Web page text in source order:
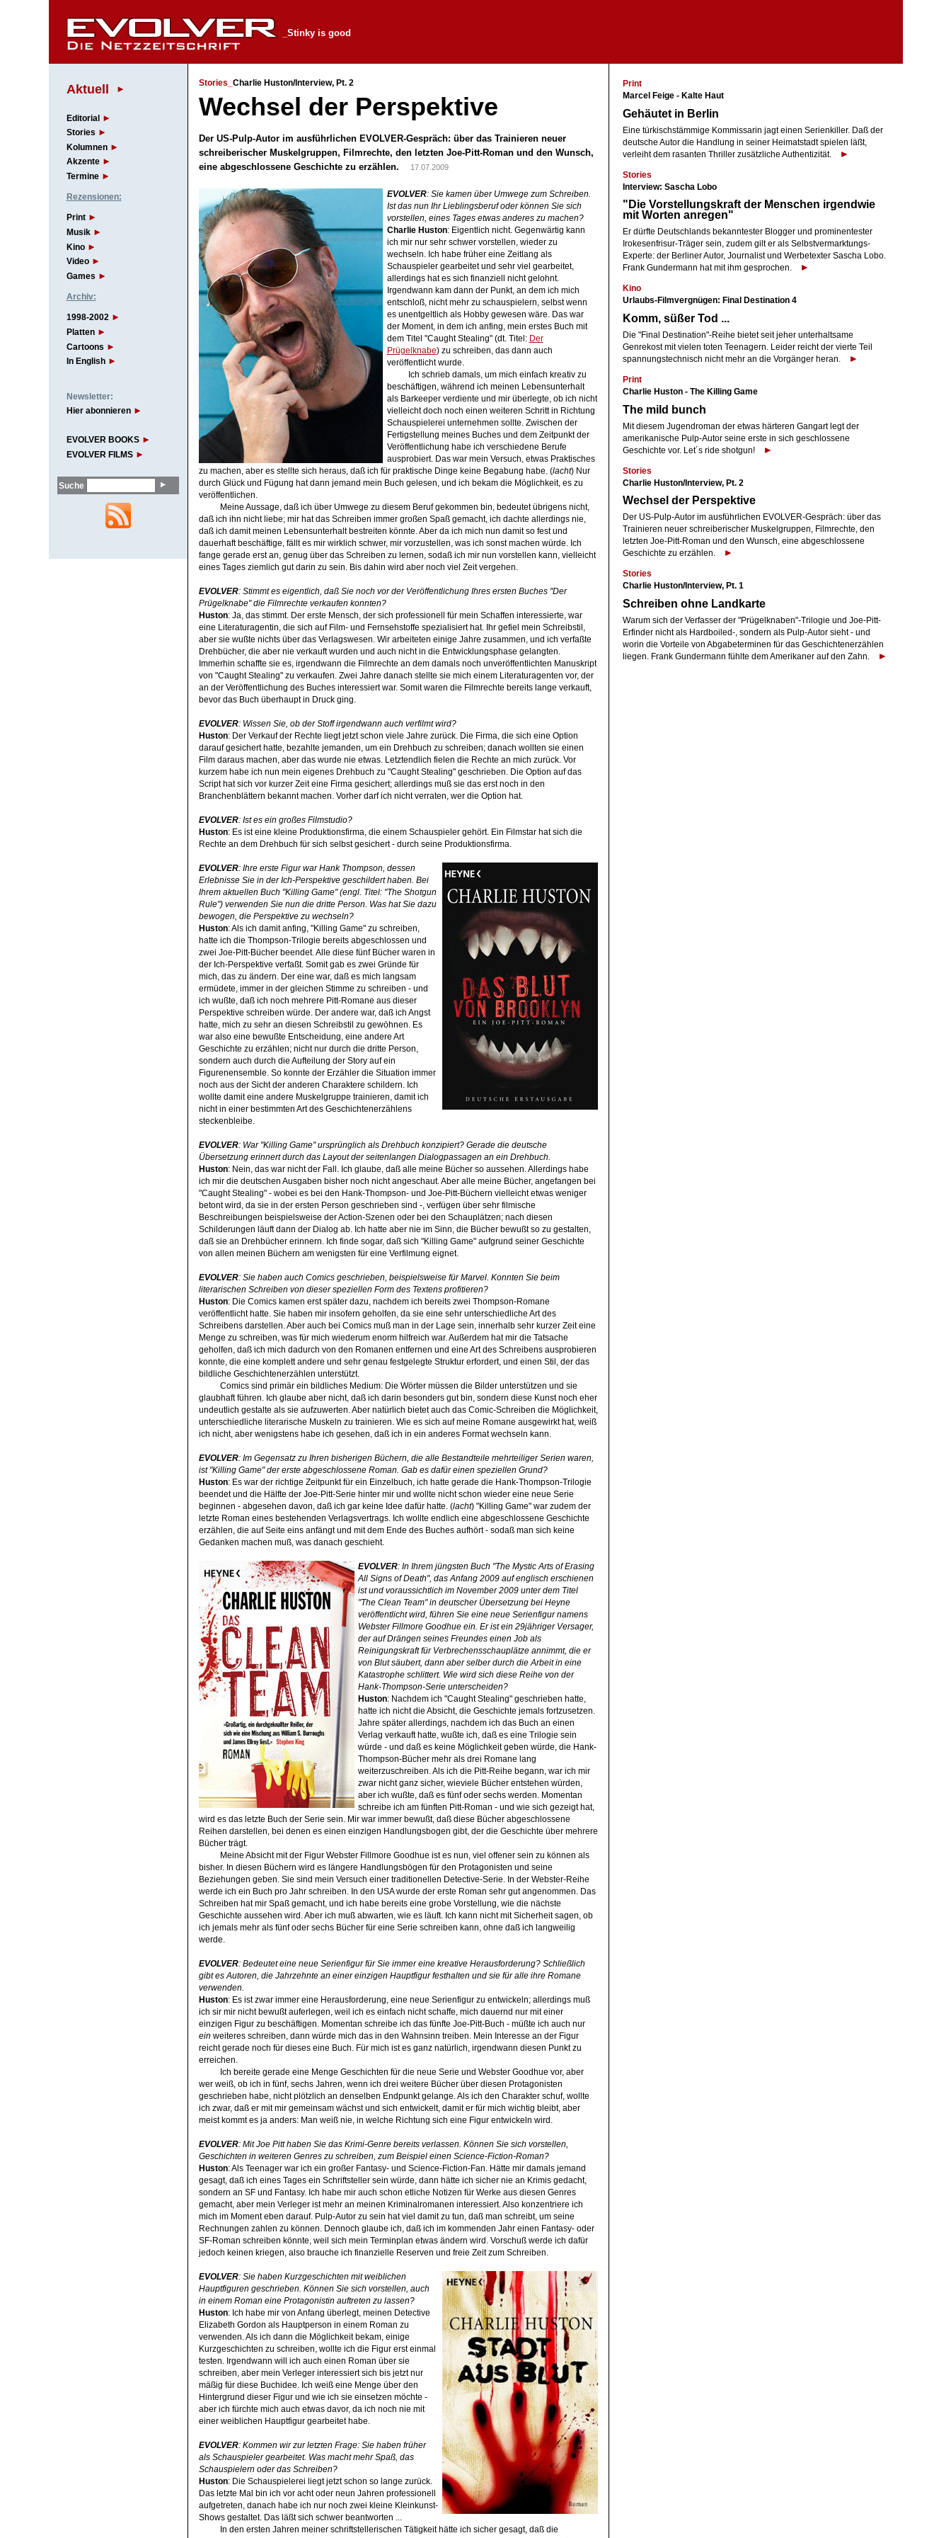
_Stinky is good
Aktuell
Editorial
Stories
Kolumnen
Akzente
Termine
Rezensionen:
Print
Musik
Kino
Video
Games
Archiv:
1998-2002
Platten
Cartoons
In English
Newsletter:
Hier abonnieren
EVOLVER BOOKS
EVOLVER FILMS
Suche
Stories_ Charlie Huston/Interview, Pt. 2
Wechsel der Perspektive
Der US-Pulp-Autor im ausführlichen EVOLVER-Gespräch: über das Trainieren neuer
schreiberischer Muskelgruppen, Filmrechte, den letzten Joe-Pitt-Roman und den Wunsch,
eine abgeschlossene Geschichte zu erzählen.
17.07.2009
EVOLVER: Sie kamen über Umwege zum Schreiben.
Ist das nun Ihr Lieblingsberuf oder können Sie sich
vorstellen, eines Tages etwas anderes zu machen?
Charlie Huston: Eigentlich nicht. Gegenwärtig kann
ich mir nur sehr schwer vorstellen, wieder zu
wechseln. Ich habe früher eine Zeitlang als
Schauspieler gearbeitet und sehr viel gearbeitet,
allerdings hat es sich finanziell nicht gelohnt.
Irgendwann kam dann der Punkt, an dem ich mich
entschloß, nicht mehr zu schauspielern, selbst wenn
es unentgeltlich als Hobby gewesen wäre. Das war
der Moment, in dem ich anfing, mein erstes Buch mit
dem Titel "Caught Stealing" (dt. Titel: Der
Prügelknabe) zu schreiben, das dann auch
veröffentlicht wurde.
Ich schrieb damals, um mich einfach kreativ zu
beschäftigen, während ich meinen Lebensunterhalt
als Barkeeper verdiente und mir überlegte, ob ich nicht
vielleicht doch noch einen weiteren Schritt in Richtung
Schauspielerei unternehmen sollte. Zwischen der
Fertigstellung meines Buches und dem Zeitpunkt der
Veröffentlichung habe ich verschiedene Berufe
ausprobiert. Das war mein Versuch, etwas Praktisches
zu machen, aber es stellte sich heraus, daß ich für praktische Dinge keine Begabung habe. (lacht) Nur
durch Glück und Fügung hat dann jemand mein Buch gelesen, und ich bekam die Möglichkeit, es zu
veröffentlichen.
Meine Aussage, daß ich über Umwege zu diesem Beruf gekommen bin, bedeutet übrigens nicht,
daß ich ihn nicht liebe; mir hat das Schreiben immer großen Spaß gemacht, ich dachte allerdings nie,
daß ich damit meinen Lebensunterhalt bestreiten könnte. Aber da ich mich nun damit so fest und
dauerhaft beschäftige, fällt es mir wirklich schwer, mir vorzustellen, was ich sonst machen würde. Ich
fange gerade erst an, genug über das Schreiben zu lernen, sodaß ich mir nun vorstellen kann, vielleicht
eines Tages ziemlich gut darin zu sein. Bis dahin wird aber noch viel Zeit vergehen.
EVOLVER: Stimmt es eigentlich, daß Sie noch vor der Veröffentlichung Ihres ersten Buches "Der
Prügelknabe" die Filmrechte verkaufen konnten?
Huston: Ja, das stimmt. Der erste Mensch, der sich professionell für mein Schaffen interessierte, war
eine Literaturagentin, die sich auf Film- und Fernsehstoffe spezialisiert hat. Ihr gefiel mein Schreibstil,
aber sie wußte nichts über das Verlagswesen. Wir arbeiteten einige Jahre zusammen, und ich verfaßte
Drehbücher, die aber nie verkauft wurden und auch nicht in die Entwicklungsphase gelangten.
Immerhin schaffte sie es, irgendwann die Filmrechte an dem damals noch unveröffentlichten Manuskript
von "Caught Stealing" zu verkaufen. Zwei Jahre danach stellte sie mich einem Literaturagenten vor, der
an der Veröffentlichung des Buches interessiert war. Somit waren die Filmrechte bereits lange verkauft,
bevor das Buch überhaupt in Druck ging.
EVOLVER: Wissen Sie, ob der Stoff irgendwann auch verfilmt wird?
Huston: Der Verkauf der Rechte liegt jetzt schon viele Jahre zurück. Die Firma, die sich eine Option
darauf gesichert hatte, bezahlte jemanden, um ein Drehbuch zu schreiben; danach wollten sie einen
Film daraus machen, aber das wurde nie etwas. Letztendlich fielen die Rechte an mich zurück. Vor
kurzem habe ich nun mein eigenes Drehbuch zu "Caught Stealing" geschrieben. Die Option auf das
Script hat sich vor kurzer Zeit eine Firma gesichert; allerdings muß sie das erst noch in den
Branchenblättern bekannt machen. Vorher darf ich nicht verraten, wer die Option hat.
EVOLVER: Ist es ein großes Filmstudio?
Huston: Es ist eine kleine Produktionsfirma, die einem Schauspieler gehört. Ein Filmstar hat sich die
Rechte an dem Drehbuch für sich selbst gesichert - durch seine Produktionsfirma.
EVOLVER: Ihre erste Figur war Hank Thompson, dessen
Erlebnisse Sie in der Ich-Perspektive geschildert haben. Bei
Ihrem aktuellen Buch "Killing Game" (engl. Titel: "The Shotgun
Rule") verwenden Sie nun die dritte Person. Was hat Sie dazu
bewogen, die Perspektive zu wechseln?
Huston: Als ich damit anfing, "Killing Game" zu schreiben,
hatte ich die Thompson-Trilogie bereits abgeschlossen und
zwei Joe-Pitt-Bücher beendet. Alle diese fünf Bücher waren in
der Ich-Perspektive verfaßt. Somit gab es zwei Gründe für
mich, das zu ändern. Der eine war, daß es mich langsam
ermüdete, immer in der gleichen Stimme zu schreiben - und
ich wußte, daß ich noch mehrere Pitt-Romane aus dieser
Perspektive schreiben würde. Der andere war, daß ich Angst
hatte, mich zu sehr an diesen Schreibstil zu gewöhnen. Es
war also eine bewußte Entscheidung, eine andere Art
Geschichte zu erzählen; nicht nur durch die dritte Person,
sondern auch durch die Aufteilung der Story auf ein
Figurenensemble. So konnte der Erzähler die Situation immer
noch aus der Sicht der anderen Charaktere schildern. Ich
wollte damit eine andere Muskelgruppe trainieren, damit ich
nicht in einer bestimmten Art des Geschichtenerzählens
steckenbleibe.
EVOLVER: War "Killing Game" ursprünglich als Drehbuch konzipiert? Gerade die deutsche
Übersetzung erinnert durch das Layout der seitenlangen Dialogpassagen an ein Drehbuch.
Huston: Nein, das war nicht der Fall. Ich glaube, daß alle meine Bücher so aussehen. Allerdings habe
ich mir die deutschen Ausgaben bisher noch nicht angeschaut. Aber alle meine Bücher, angefangen bei
"Caught Stealing" - wobei es bei den Hank-Thompson- und Joe-Pitt-Büchern vielleicht etwas weniger
betont wird, da sie in der ersten Person geschrieben sind -, verfügen über sehr filmische
Beschreibungen beispielsweise der Action-Szenen oder bei den Schauplätzen; nach diesen
Schilderungen läuft dann der Dialog ab. Ich hatte aber nie im Sinn, die Bücher bewußt so zu gestalten,
daß sie an Drehbücher erinnern. Ich finde sogar, daß sich "Killing Game" aufgrund seiner Geschichte
von allen meinen Büchern am wenigsten für eine Verfilmung eignet.
EVOLVER: Sie haben auch Comics geschrieben, beispielsweise für Marvel. Konnten Sie beim
literarischen Schreiben von dieser speziellen Form des Textens profitieren?
Huston: Die Comics kamen erst später dazu, nachdem ich bereits zwei Thompson-Romane
veröffentlicht hatte. Sie haben mir insofern geholfen, da sie eine sehr unterschiedliche Art des
Schreibens darstellen. Aber auch bei Comics muß man in der Lage sein, innerhalb sehr kurzer Zeit eine
Menge zu schreiben, was für mich wiederum enorm hilfreich war. Außerdem hat mir die Tatsache
geholfen, daß ich mich dadurch von den Romanen entfernen und eine Art des Schreibens ausprobieren
konnte, die eine komplett andere und sehr genau festgelegte Struktur erfordert, und einen Stil, der das
bildliche Geschichtenerzählen unterstützt.
Comics sind primär ein bildliches Medium: Die Wörter müssen die Bilder unterstützen und sie
glaubhaft führen. Ich glaube aber nicht, daß ich darin besonders gut bin, sondern diese Kunst noch eher
undeutlich gestalte als sie aufzuwerten. Aber natürlich bietet auch das Comic-Schreiben die Möglichkeit,
unterschiedliche literarische Muskeln zu trainieren. Wie es sich auf meine Romane ausgewirkt hat, weiß
ich nicht, aber wenigstens habe ich gesehen, daß ich in ein anderes Format wechseln kann.
EVOLVER: Im Gegensatz zu Ihren bisherigen Büchern, die alle Bestandteile mehrteiliger Serien waren,
ist "Killing Game" der erste abgeschlossene Roman. Gab es dafür einen speziellen Grund?
Huston: Es war der richtige Zeitpunkt für ein Einzelbuch, ich hatte gerade die Hank-Thompson-Trilogie
beendet und die Hälfte der Joe-Pitt-Serie hinter mir und wollte nicht schon wieder eine neue Serie
beginnen - abgesehen davon, daß ich gar keine Idee dafür hatte. (lacht) "Killing Game" war zudem der
letzte Roman eines bestehenden Verlagsvertrags. Ich wollte endlich eine abgeschlossene Geschichte
erzählen, die auf Seite eins anfängt und mit dem Ende des Buches aufhört - sodaß man sich keine
Gedanken machen muß, was danach geschieht.
EVOLVER: In Ihrem jüngsten Buch "The Mystic Arts of Erasing
All Signs of Death", das Anfang 2009 auf englisch erschienen
ist und voraussichtlich im November 2009 unter dem Titel
"The Clean Team" in deutscher Übersetzung bei Heyne
veröffentlicht wird, führen Sie eine neue Serienfigur namens
Webster Fillmore Goodhue ein. Er ist ein 29jähriger Versager,
der auf Drängen seines Freundes einen Job als
Reinigungskraft für Verbrechensschauplätze annimmt, die er
von Blut säubert, dann aber selber durch die Arbeit in eine
Katastrophe schlittert. Wie wird sich diese Reihe von der
Hank-Thompson-Serie unterscheiden?
Huston: Nachdem ich "Caught Stealing" geschrieben hatte,
hatte ich nicht die Absicht, die Geschichte jemals fortzusetzen.
Jahre später allerdings, nachdem ich das Buch an einen
Verlag verkauft hatte, wußte ich, daß es eine Trilogie sein
würde - und daß es keine Möglichkeit geben würde, die Hank-
Thompson-Bücher mehr als drei Romane lang
weiterzuschreiben. Als ich die Pitt-Reihe begann, war ich mir
zwar nicht ganz sicher, wieviele Bücher entstehen würden,
aber ich wußte, daß es fünf oder sechs werden. Momentan
schreibe ich am fünften Pitt-Roman - und wie sich gezeigt hat,
wird es das letzte Buch der Serie sein. Mir war immer bewußt, daß diese Bücher abgeschlossene
Reihen darstellen, bei denen es einen einzigen Handlungsbogen gibt, der die Geschichte über mehrere
Bücher trägt.
Meine Absicht mit der Figur Webster Fillmore Goodhue ist es nun, viel offener sein zu können als
bisher. In diesen Büchern wird es längere Handlungsbögen für den Protagonisten und seine
Beziehungen geben. Sie sind mein Versuch einer traditionellen Detective-Serie. In der Webster-Reihe
werde ich ein Buch pro Jahr schreiben. In den USA wurde der erste Roman sehr gut angenommen. Das
Schreiben hat mir Spaß gemacht, und ich habe bereits eine grobe Vorstellung, wie die nächste
Geschichte aussehen wird. Aber ich muß abwarten, wie es läuft. Ich kann nicht mit Sicherheit sagen, ob
ich jemals mehr als fünf oder sechs Bücher für eine Serie schreiben kann, ohne daß ich langweilig
werde.
EVOLVER: Bedeutet eine neue Serienfigur für Sie immer eine kreative Herausforderung? Schließlich
gibt es Autoren, die Jahrzehnte an einer einzigen Hauptfigur festhalten und sie für alle ihre Romane
verwenden.
Huston: Es ist zwar immer eine Herausforderung, eine neue Serienfigur zu entwickeln; allerdings muß
ich sir mir nicht bewußt auferlegen, weil ich es einfach nicht schaffe, mich dauernd nur mit einer
einzigen Figur zu beschäftigen. Momentan schreibe ich das fünfte Joe-Pitt-Buch - müßte ich auch nur
ein weiteres schreiben, dann würde mich das in den Wahnsinn treiben. Mein Interesse an der Figur
reicht gerade noch für dieses eine Buch. Für mich ist es ganz natürlich, irgendwann diesen Punkt zu
erreichen.
Ich bereite gerade eine Menge Geschichten für die neue Serie und Webster Goodhue vor, aber
wer weiß, ob ich in fünf, sechs Jahren, wenn ich drei weitere Bücher über diesen Protagonisten
geschrieben habe, nicht plötzlich an denselben Endpunkt gelange. Als ich den Charakter schuf, wollte
ich zwar, daß er mit mir gemeinsam wächst und sich entwickelt, damit er für mich wichtig bleibt, aber
meist kommt es ja anders: Man weiß nie, in welche Richtung sich eine Figur entwickeln wird.
EVOLVER: Mit Joe Pitt haben Sie das Krimi-Genre bereits verlassen. Können Sie sich vorstellen,
Geschichten in weiteren Genres zu schreiben, zum Beispiel einen Science-Fiction-Roman?
Huston: Als Teenager war ich ein großer Fantasy- und Science-Fiction-Fan. Hätte mir damals jemand
gesagt, daß ich eines Tages ein Schriftsteller sein würde, dann hätte ich sicher nie an Krimis gedacht,
sondern an SF und Fantasy. Ich habe mir auch schon etliche Notizen für Werke aus diesen Genres
gemacht, aber mein Verleger ist mehr an meinen Kriminalromanen interessiert. Also konzentriere ich
mich im Moment eben darauf. Pulp-Autor zu sein hat viel damit zu tun, daß man schreibt, um seine
Rechnungen zahlen zu können. Dennoch glaube ich, daß ich im kommenden Jahr einen Fantasy- oder
SF-Roman schreiben könnte, weil sich mein Terminplan etwas ändern wird. Vorschuß werde ich dafür
jedoch keinen kriegen, also brauche ich finanzielle Reserven und freie Zeit zum Schreiben.
EVOLVER: Sie haben Kurzgeschichten mit weiblichen
Hauptfiguren geschrieben. Können Sie sich vorstellen, auch
in einem Roman eine Protagonistin auftreten zu lassen?
Huston: Ich habe mir von Anfang überlegt, meinen Detective
Elizabeth Gordon als Hauptperson in einem Roman zu
verwenden. Als ich dann die Möglichkeit bekam, einige
Kurzgeschichten zu schreiben, wollte ich die Figur erst einmal
testen. Irgendwann will ich auch einen Roman über sie
schreiben, aber mein Verleger interessiert sich bis jetzt nur
mäßig für diese Buchidee. Ich weiß eine Menge über den
Hintergrund dieser Figur und wie ich sie einsetzen möchte -
aber ich fürchte mich auch etwas davor, da ich noch nie mit
einer weiblichen Hauptfigur gearbeitet habe.
EVOLVER: Kommen wir zur letzten Frage: Sie haben früher
als Schauspieler gearbeitet. Was macht mehr Spaß, das
Schauspielern oder das Schreiben?
Huston: Die Schauspielerei liegt jetzt schon so lange zurück.
Das letzte Mal bin ich vor acht oder neun Jahren professionell
aufgetreten, danach habe ich nur noch zwei kleine Kleinkunst-
Shows gestaltet. Das läßt sich schwer beantworten ...
In den ersten Jahren meiner schriftstellerischen Tätigkeit hätte ich sicher gesagt, daß die
Print
Marcel Feige - Kalte Haut
Gehäutet in Berlin
Eine türkischstämmige Kommissarin jagt einen Serienkiller. Daß der
deutsche Autor die Handlung in seiner Heimatstadt spielen läßt,
verleiht dem rasanten Thriller zusätzliche Authentizität.
Stories
Interview: Sascha Lobo
"Die Vorstellungskraft der Menschen irgendwie
mit Worten anregen"
Er dürfte Deutschlands bekanntester Blogger und prominentester
Irokesenfrisur-Träger sein, zudem gilt er als Selbstvermarktungs-
Experte: der Berliner Autor, Journalist und Werbetexter Sascha Lobo.
Frank Gundermann hat mit ihm gesprochen.
Kino
Urlaubs-Filmvergnügen: Final Destination 4
Komm, süßer Tod ...
Die "Final Destination"-Reihe bietet seit jeher unterhaltsame
Genrekost mit vielen toten Teenagern. Leider reicht der vierte Teil
spannungstechnisch nicht mehr an die Vorgänger heran.
Print
Charlie Huston - The Killing Game
The mild bunch
Mit diesem Jugendroman der etwas härteren Gangart legt der
amerikanische Pulp-Autor seine erste in sich geschlossene
Geschichte vor. Let´s ride shotgun!
Stories
Charlie Huston/Interview, Pt. 2
Wechsel der Perspektive
Der US-Pulp-Autor im ausführlichen EVOLVER-Gespräch: über das
Trainieren neuer schreiberischer Muskelgruppen, Filmrechte, den
letzten Joe-Pitt-Roman und den Wunsch, eine abgeschlossene
Geschichte zu erzählen.
Stories
Charlie Huston/Interview, Pt. 1
Schreiben ohne Landkarte
Warum sich der Verfasser der "Prügelknaben"-Trilogie und Joe-Pitt-
Erfinder nicht als Hardboiled-, sondern als Pulp-Autor sieht - und
worin die Vorteile von Abgabeterminen für das Geschichtenerzählen
liegen. Frank Gundermann fühlte dem Amerikaner auf den Zahn.